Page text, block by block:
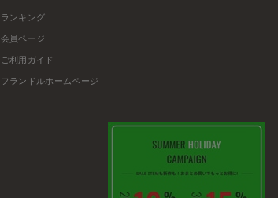
ランキング
会員ページ
ご利用ガイド
フランドルホームページ